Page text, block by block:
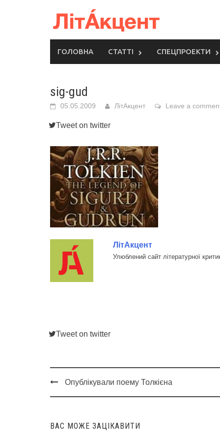
ГОЛОВНА СТАТТІ СПЕЦПРОЕКТИ
sig-gud
05.05.2009 ЛітАкцент Leave a
Tweet on twitter
ЛітАкцент
Улюблений сайт літературної
Tweet on twitter
Post
Опублікували поему Толкієна
ВАС МОЖЕ ЗАЦІКАВИТИ